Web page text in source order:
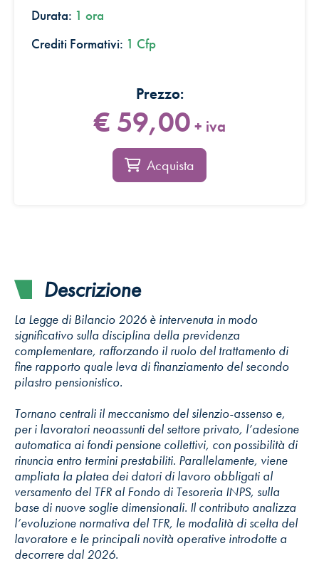
Durata: 1 ora
Crediti Formativi: 1 Cfp
€ 59,00 + iva
Acquista
Descrizione
La Legge di Bilancio 2026 è intervenuta in modo
significativo sulla disciplina della previdenza
complementare, rafforzando il ruolo del trattamento di
fine rapporto quale leva di finanziamento del secondo
pilastro pensionistico.
Tornano centrali il meccanismo del silenzio-assenso e,
per i lavoratori neoassunti del settore privato, l’adesione
automatica ai fondi pensione collettivi, con possibilità di
rinuncia entro termini prestabiliti. Parallelamente, viene
ampliata la platea dei datori di lavoro obbligati al
versamento del TFR al Fondo di Tesoreria INPS, sulla
base di nuove soglie dimensionali. Il contributo analizza
l’evoluzione normativa del TFR, le modalità di scelta del
lavoratore e le principali novità operative introdotte a
decorrere dal 2026.